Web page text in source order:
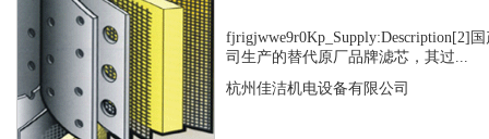
fjrigjwwe9r0Kp_Supply:Description[2]
司生产的替代原厂品牌滤芯，其过...
杭州佳洁机电设备有限公司